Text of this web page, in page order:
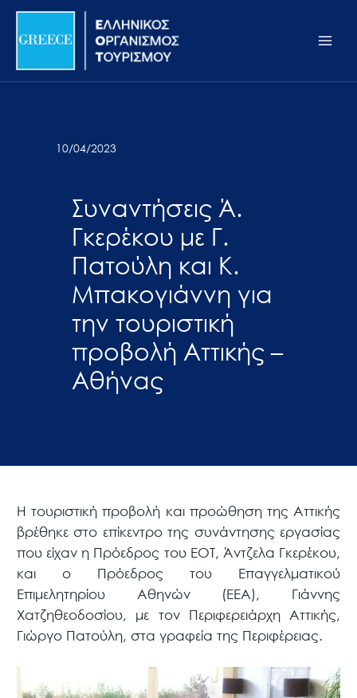
Σημείωση:
ιστότοπος
προσβασιμότητας.
Μετάβαση
περιεχόμενο
10/04/2023
Συναντήσεις Ά.
Γκερέκου με Γ.
Πατούλη και Κ.
Μπακογιάννη για
την τουριστική
προβολή Αττικής –
Αθήνας
Η τουριστική προβολή και προώθηση της Αττικής
βρέθηκε στο επίκεντρο της συνάντησης εργασίας
που είχαν η Πρόεδρος του ΕΟΤ, Άντζελα Γκερέκου,
και ο Πρόεδρος του Επαγγελματικού
Επιμελητηρίου Αθηνών (ΕΕΑ), Γιάννης
Χατζηθεοδοσίου, με τον Περιφερειάρχη Αττικής,
Γιώργο Πατούλη, στα γραφεία της Περιφέρειας.